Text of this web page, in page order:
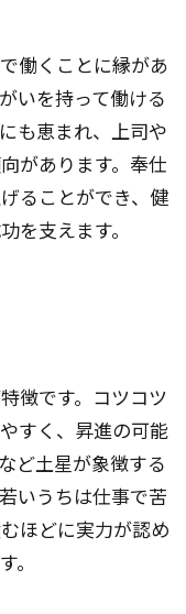
働くことに縁があ
いを持って働ける
も恵まれ、上司や
があります。奉仕
ることができ、健
を支えます。
徴です。コツコツ
すく、昇進の可能
ど土星が象徴する
いうちは仕事で苦
ほどに実力が認め
。